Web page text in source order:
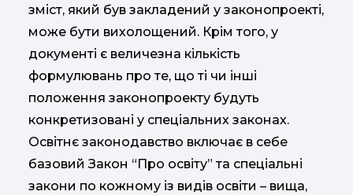
зміст, який був закладений у законопроекті,
може бути вихолощений. Крім того, у
документі є величезна кількість
формулювань про те, що ті чи інші
положення законопроекту будуть
конкретизовані у спеціальних законах.
Освітнє законодавство включає в себе
базовий Закон “Про освіту” та спеціальні
закони по кожному із видів освіти – вища,